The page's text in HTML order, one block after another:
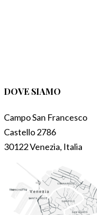
DOVE SIAMO
Campo San Francesco
Castello 2786
30122 Venezia, Italia